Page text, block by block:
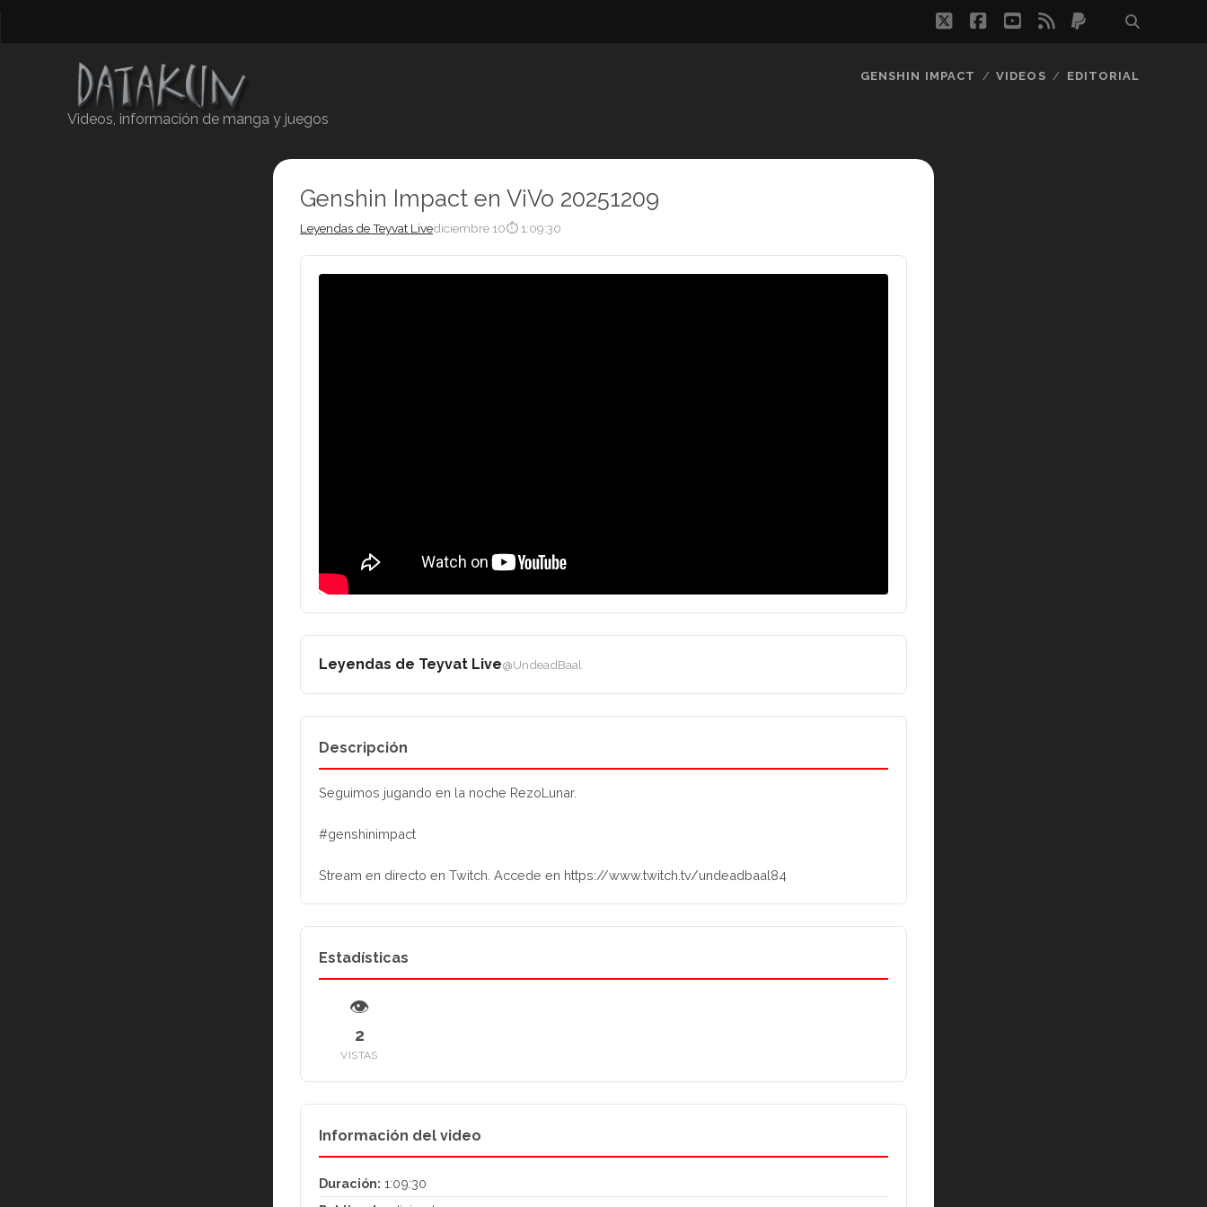
twitterfacebook
youtube
rss paypal
Videos, información de manga y juegos
GENSHIN IMPACT VIDEOS EDITORIAL
Genshin Impact en ViVo 20251209
Leyendas de Teyvat Livediciembre 10⏱ 1:09:30
Leyendas de Teyvat Live@UndeadBaal
Descripción
Seguimos jugando en la noche RezoLunar.
#genshinimpact
Stream en directo en Twitch. Accede en https://www.twitch.tv/undeadbaal84
Estadísticas
👁
2
VISTAS
Información del video
Duración: 1:09:30